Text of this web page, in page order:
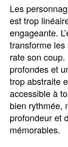
Les
est trop
engageante.
transforme
rate son
profondes et
trop abstraite
accessible à
bien rythmée,
profondeur et
mémorables.